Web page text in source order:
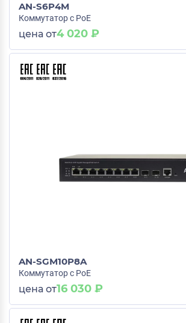
AN-S6P4M
Коммутатор с PoE
цена от4 020 ₽
AN-SGM10P8A
Коммутатор с PoE
цена от16 030 ₽